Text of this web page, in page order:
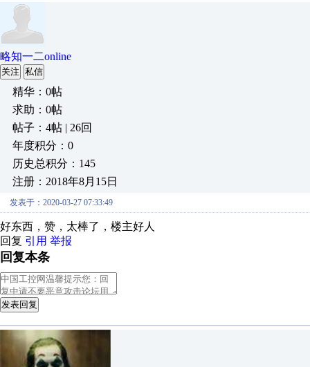
略知一二online
关注 私信
精华：0帖
求助：0帖
帖子：4帖 | 26回
年度积分：0
历史总积分：145
注册：2018年8月15日
发表于：2020-03-27 07:33:49
好东西，赞，太棒了，楼主好人
回复 引用 举报
回复本条
发表回复